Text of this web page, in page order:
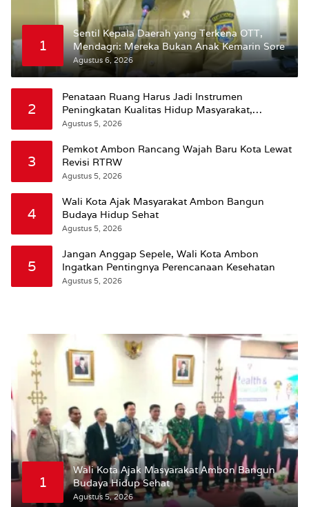
1
Sentil Kepala Daerah yang Terkena OTT,
Mendagri: Mereka Bukan Anak Kemarin Sore
Agustus 6, 2026
2
Penataan Ruang Harus Jadi Instrumen
Peningkatan Kualitas Hidup Masyarakat,
Wattimena: Revisi RT-RW Ditetapkan Pemkot
Agustus 5, 2026
3
Pemkot Ambon Rancang Wajah Baru Kota Lewat
Revisi RTRW
Agustus 5, 2026
4
Wali Kota Ajak Masyarakat Ambon Bangun
Budaya Hidup Sehat
Agustus 5, 2026
5
Jangan Anggap Sepele, Wali Kota Ambon
Ingatkan Pentingnya Perencanaan Kesehatan
Agustus 5, 2026
1
Wali Kota Ajak Masyarakat Ambon Bangun
Budaya Hidup Sehat
Agustus 5, 2026